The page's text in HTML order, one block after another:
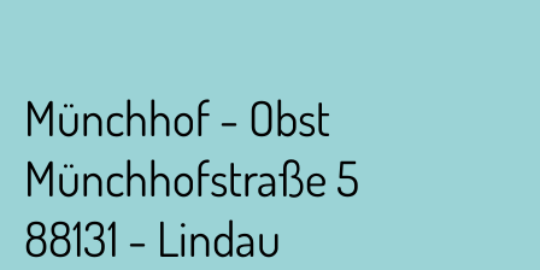
Münchhof - Obst
Münchhofstraße 5
88131 - Lindau